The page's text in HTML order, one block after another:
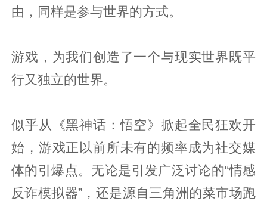
由，同样是参与世界的方式。
游戏，为我们创造了一个与现实世界既平
行又独立的世界。
似乎从《黑神话：悟空》掀起全民狂欢开
始，游戏正以前所未有的频率成为社交媒
体的引爆点。无论是引发广泛讨论的“情感
反诈模拟器”，还是源自三角洲的菜市场跑